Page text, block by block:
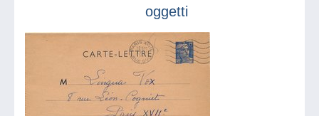
oggetti